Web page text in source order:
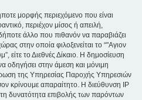
μορφής περιεχόμενο που είναι
περιέχον μίσος ή απειλή,
άλλο που πιθανόν να παραβιάζει
στην οποία φιλοξενείται το “"Αγιον
είτε το Διεθνές Δίκαιο. Η δημοσίευση
οδηγήσει στην άμεση και μόνιμη
της Υπηρεσίας Παροχής Υπηρεσιών
κρίνουμε απαραίτητο. Η διεύθυνση IP
δυνατότητα επιβολής των παρόντων